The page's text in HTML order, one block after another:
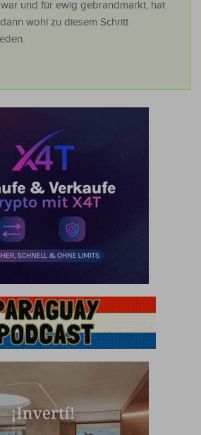
und für ewig gebrandmarkt, hat
wohl zu diesem Schritt